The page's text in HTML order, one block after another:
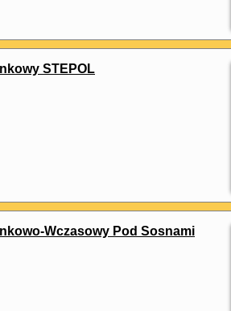
STEPOL
Wczasowy Pod Sosnami